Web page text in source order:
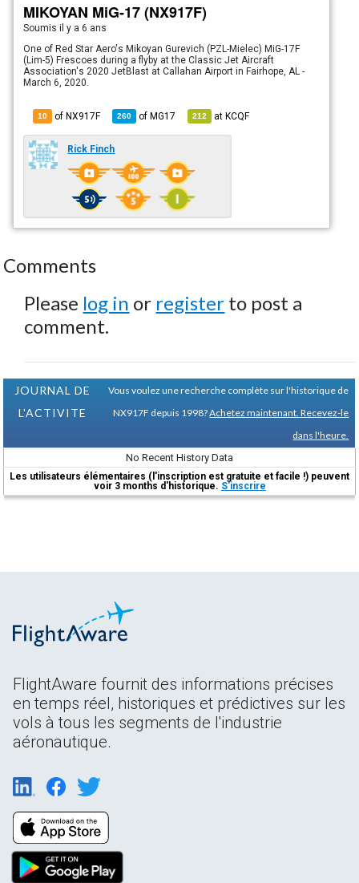
MIKOYAN MiG-17 (NX917F)
Soumisil y a 6 ans
One of Red Star Aero's Mikoyan Gurevich (PZL-Mielec) MiG-17F
(Lim-5) Frescoes during a flyby at the Classic Jet Aircraft
Association's 2020 JetBlast at Callahan Airport in Fairhope, AL -
March 6, 2020.
10 of NX917F 260 ofMG17 212 atKCQF
Rick Finch
Comments
Please log in or register to post a
comment.
JOURNAL DE
L'ACTIVITE
Vous voulez une recherche complète sur l'historique de
NX917F depuis 1998?Achetez maintenant. Recevez-le
dans l'heure.
No Recent History Data
Les utilisateurs élémentaires (l'inscription est gratuite et facile !) peuvent
voir 3 months d'historique. S'inscrire
FlightAware fournit des informations précises
en temps réel, historiques et prédictives sur les
vols à tous les segments de l'industrie
aéronautique.